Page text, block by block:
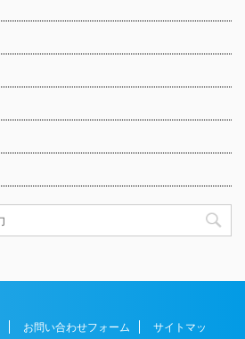
お問い合わせフォーム サイトマッ